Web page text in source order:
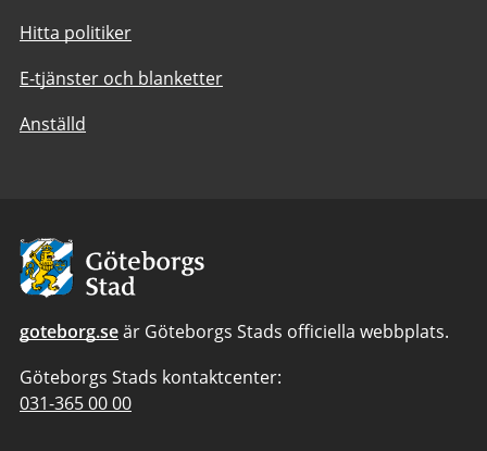
Hitta politiker
E-tjänster och blanketter
Anställd
Avsändare:
Göteborgs
Stad
goteborg.seär Göteborgs Stads officiella webbplats.
Göteborgs Stads kontaktcenter:
Telefonnummer
031-365 00 00